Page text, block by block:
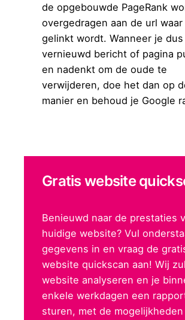
de opgebouwde PageRank
overgedragen aan de url
gelinkt wordt. Wanneer je
vernieuwd bericht of pagina
en nadenkt om de oude te
verwijderen, doe het dan op
manier en behoud je Google
Gratis website
Benieuwd naar de prestaties
huidige website? Vul
gegevens in en vraag de
website quickscan aan! Wij
website analyseren en je
enkele werkdagen een
sturen, met de